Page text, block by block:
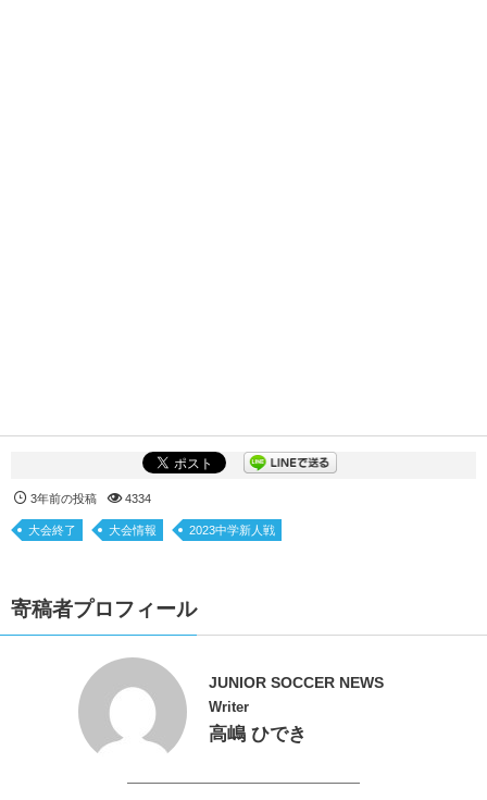
3年前の投稿 4334
大会終了 大会情報 2023中学新人戦
寄稿者プロフィール
JUNIOR SOCCER NEWS
Writer
高嶋 ひでき